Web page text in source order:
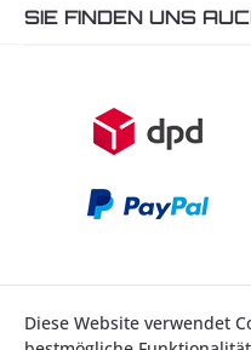
SIE FINDEN UNS
Diese Website verwendet